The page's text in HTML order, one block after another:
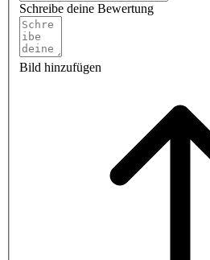
Schreibe deine Bewertung
Bild hinzufügen